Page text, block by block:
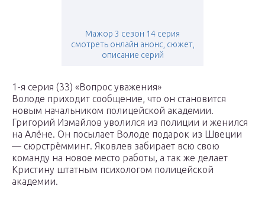
Мажор 3 сезон 14 серия
смотреть онлайн анонс, сюжет,
описание серий
1-я серия (33) «Вопрос уважения»
Володе приходит сообщение, что он становится
новым начальником полицейской академии.
Григорий Измайлов уволился из полиции и женился
на Алёне. Он посылает Володе подарок из Швеции
— сюрстрёмминг. Яковлев забирает всю свою
команду на новое место работы, а так же делает
Кристину штатным психологом полицейской
академии.